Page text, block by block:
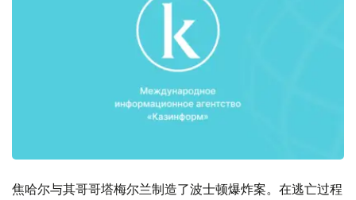
焦哈尔与其哥哥塔梅尔兰制造了波士顿爆炸案。在逃亡过程